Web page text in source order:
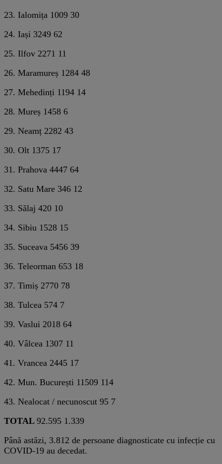
23. Ialomița 1009 30
24. Iași 3249 62
25. Ilfov 2271 11
26. Maramureș 1284 48
27. Mehedinți 1194 14
28. Mureș 1458 6
29. Neamț 2282 43
30. Olt 1375 17
31. Prahova 4447 64
32. Satu Mare 346 12
33. Sălaj 420 10
34. Sibiu 1528 15
35. Suceava 5456 39
36. Teleorman 653 18
37. Timiș 2770 78
38. Tulcea 574 7
39. Vaslui 2018 64
40. Vâlcea 1307 11
41. Vrancea 2445 17
42. Mun. București 11509 114
43. Nealocat / necunoscut 95 7
TOTAL 92.595 1.339
Până astăzi, 3.812 de persoane diagnosticate cu infecție cu
COVID-19 au decedat.